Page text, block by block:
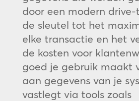
door een modern
de sleutel tot het
elke transactie en het
de kosten voor
goed je gebruik maakt
aan gegevens van je
vastlegt via tools zoals